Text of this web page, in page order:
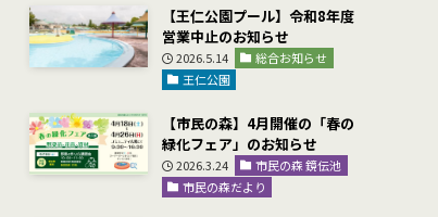
【王仁公園プール】令和8年度
営業中止のお知らせ
2026.5.14
総合お知らせ
王仁公園
【市民の森】4月開催の「春の
緑化フェア」のお知らせ
2026.3.24
市民の森 鏡伝池
市民の森だより